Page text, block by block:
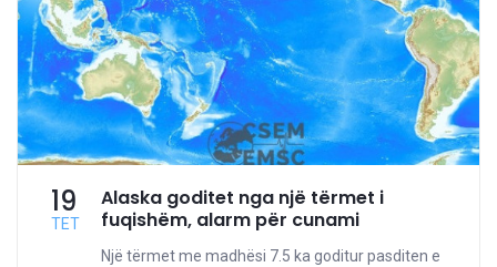
19
TET
Alaska goditet nga një tërmet i
fuqishëm, alarm për cunami
Një tërmet me madhësi 7.5 ka goditur pasditen e